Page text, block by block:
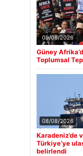
09/08/2026
Güney
Toplumsal
08/08/2026
Karadeniz’de
Türkiye’ye
belirlendi